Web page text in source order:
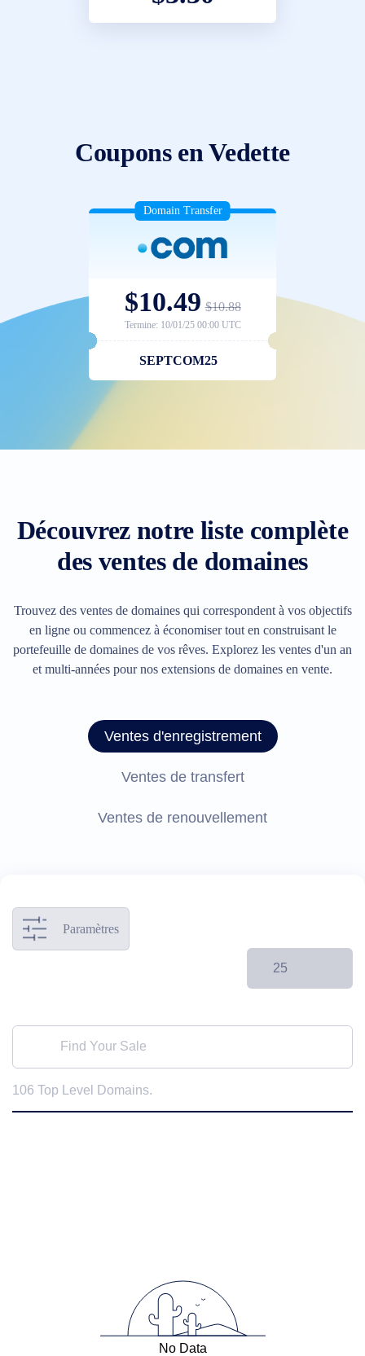
Coupons en Vedette
Domain Transfer
$10.49 $10.88
Termine: 10/01/25 00:00 UTC
SEPTCOM25
Découvrez notre liste complète
des ventes de domaines
Trouvez des ventes de domaines qui correspondent à vos objectifs
en ligne ou commencez à économiser tout en construisant le
portefeuille de domaines de vos rêves. Explorez les ventes d'un an
et multi-années pour nos extensions de domaines en vente.
Ventes d'enregistrement
Ventes de transfert
Ventes de renouvellement
Paramètres
25
106 Top Level Domains.
No Data